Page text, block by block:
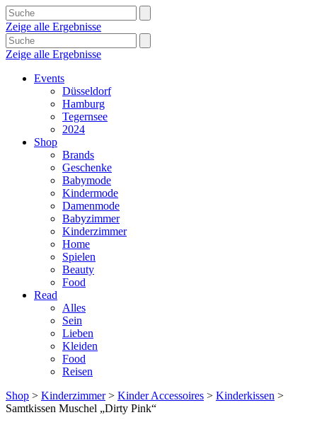
Zeige alle Ergebnisse
Zeige alle Ergebnisse
Events
Düsseldorf
Hamburg
Tegernsee
2024
Shop
Brands
Geschenke
Babymode
Kindermode
Damenmode
Babyzimmer
Kinderzimmer
Home
Spielen
Beauty
Food
Read
Alles
Sein
Lieben
Kleiden
Food
Reisen
Shop > Kinderzimmer> Kinder Accessoires > Kinderkissen >
Samtkissen Muschel „Dirty Pink“